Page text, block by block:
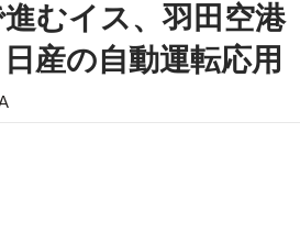
むイス、羽田空港
産の自動運転応用